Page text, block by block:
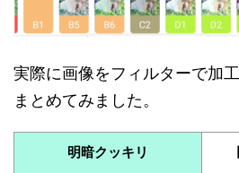
実際に画像をフィルターで加
まとめてみました。
明暗クッキリ